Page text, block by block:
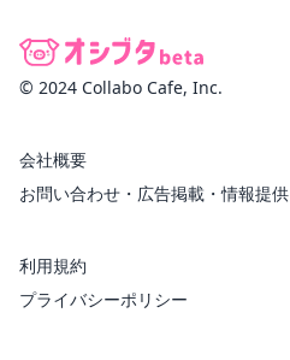
© 2024 Collabo Cafe, Inc.
会社概要
お問い合わせ・広告掲載・情報提供
利用規約
プライバシーポリシー